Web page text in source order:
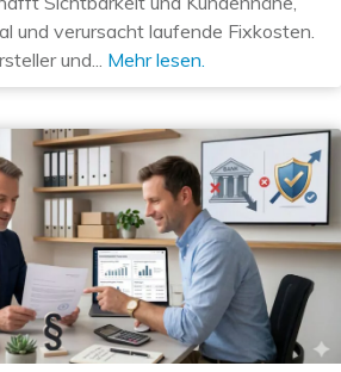
und verursacht laufende Fixkosten.
und... Mehr lesen.